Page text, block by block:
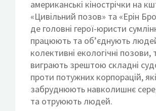
американські кінострічки на
«Цивільний позов» та «Ерін
де головні герої-юристи
працюють та об’єднують
колективні екологічні позови,
виграють зрештою складні
проти потужних корпорацій, які
забруднюють навколишнє
та отруюють людей.